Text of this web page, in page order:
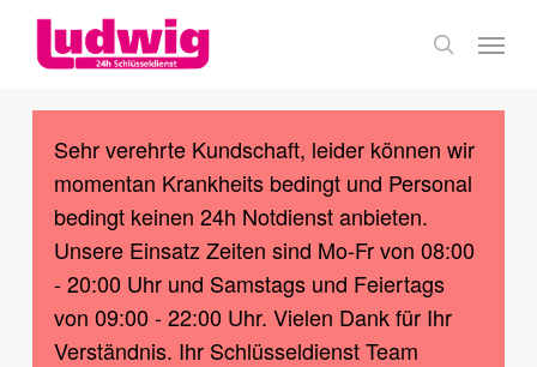
Skip
content
search
Menu
Sehr verehrte Kundschaft, leider können wir
momentan Krankheits bedingt und Personal
bedingt keinen 24h Notdienst anbieten.
Unsere Einsatz Zeiten sind Mo-Fr von 08:00
- 20:00 Uhr und Samstags und Feiertags
von 09:00 - 22:00 Uhr. Vielen Dank für Ihr
Verständnis. Ihr Schlüsseldienst Team